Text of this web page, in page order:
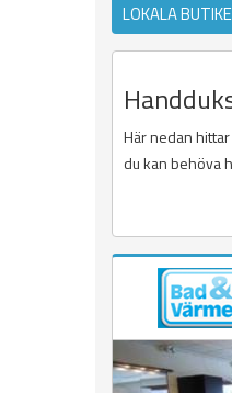
LOKALA
Här nedan
du kan behöva